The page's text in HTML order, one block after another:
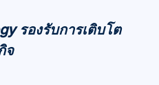
รองรับการเติบโต
จ